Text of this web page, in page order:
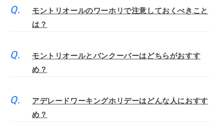
モントリオールのワーホリで注意しておくべきこと
は？
モントリオールとバンクーバーはどちらがおすす
め？
アデレードワーキングホリデーはどんな人におすす
め？